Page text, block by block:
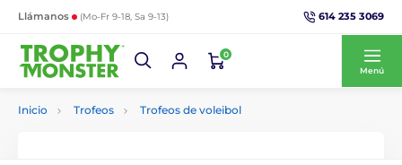
Llámanos (Mo-Fr 9-18, Sa 9-13) 614 235 3069
0
Menú
Inicio Trofeos Trofeos de voleibol